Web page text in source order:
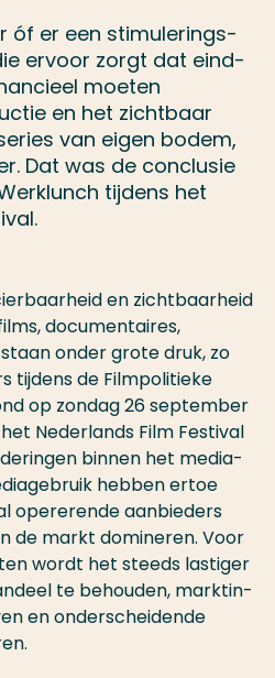
óf er een stim­u­ler­ings­
ervoor zorgt dat eind­
moeten
en het zicht­baar
van eigen bodem,
Dat was de conclusie
tijdens het
en zicht­baarheid
docu­men­taires,
onder grote druk, zo
tijdens de Film­poli­tieke
op zondag 26 september
Neder­lands Film Festival
binnen het medi­a­
hebben ertoe
oper­erende aanbieders
de markt domineren. Voor
wordt het steeds lastiger
te behouden, mark­t­in­
en onder­schei­dende